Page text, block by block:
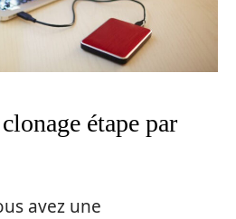
étape par
avez une